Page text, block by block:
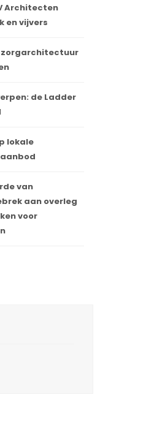
Architecten
en vijvers
zorgarchitectuur
de Ladder
lokale
van
aan overleg
voor